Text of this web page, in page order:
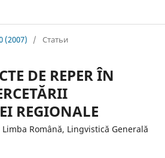
(2007) / Статьи
DE REPER ÎN
REGIONALE
Limba Română, Lingvistică Generală